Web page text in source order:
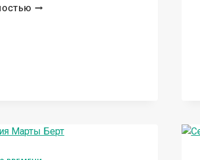
УЗОРЫ